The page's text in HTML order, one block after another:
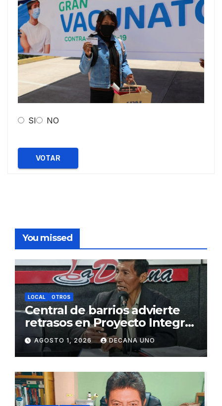
SI NO
VOTAR
You missed
LOCAL OTROS
Central de barrios advierte
retrasos en Proyecto Integral
de Agua y Alcantarillado para
Juliaca
AGOSTO 1, 2026 DECANA UNO